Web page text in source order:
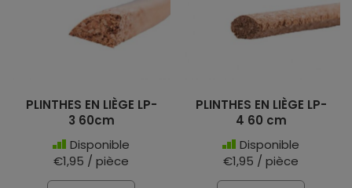
PLINTHES EN LIÈGE LP-
3 60cm
Disponible
€1,95 / pièce
PLINTHES EN LIÈGE LP-
4 60 cm
Disponible
€1,95 / pièce